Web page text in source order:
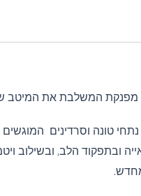
מפנקת המשלבת את המיטב
טונה וסרדינים